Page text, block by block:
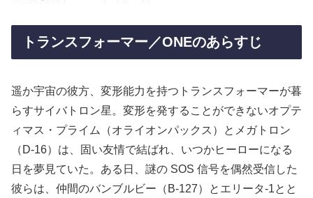
トランスフォーマー／ONEのあらすじ
遥か宇宙の彼方、変形能力を持つトランスフォーマーが暮
らすサイバトロン星。変形を発することができないオプテ
ィマス・プライム（オライオンパックス）とメガトロン
（D-16）は、固い友情で結ばれ、いつかヒーローになる
日を夢見ていた。ある日、謎の SOS 信号を偶然受信した
彼らは、仲間のバンブルビー（B-127）とエリータ-1とと